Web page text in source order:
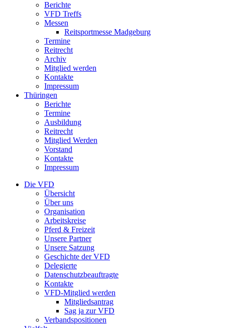
Berichte
VFD Treffs
Messen
Reitsportmesse Madgeburg
Termine
Reitrecht
Archiv
Mitglied werden
Kontakte
Impressum
Thüringen
Berichte
Termine
Ausbildung
Reitrecht
Mitglied Werden
Vorstand
Kontakte
Impressum
Die VFD
Übersicht
Über uns
Organisation
Arbeitskreise
Pferd & Freizeit
Unsere Partner
Unsere Satzung
Geschichte der VFD
Delegierte
Datenschutzbeauftragte
Kontakte
VFD-Mitglied werden
Mitgliedsantrag
Sag ja zur VFD
Verbandspositionen